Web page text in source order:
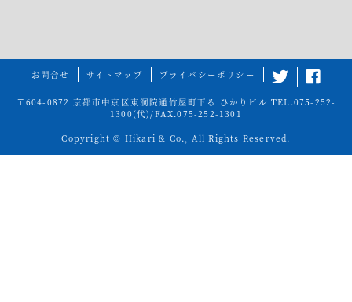
お問合せ サイトマップ プライバシーポリシー
〒604-0872 京都市中京区東洞院通竹屋町下る ひかりビル TEL.075-252-
1300(代) /FAX.075-252-1301
Copyright © Hikari & Co., All Rights Reserved.